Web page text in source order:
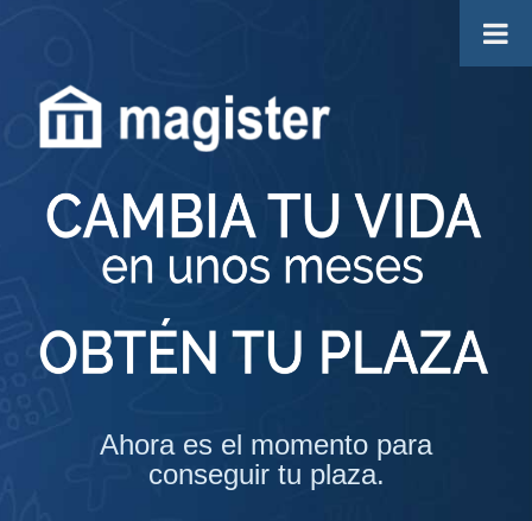
Ahora es el momento para
conseguir tu plaza.